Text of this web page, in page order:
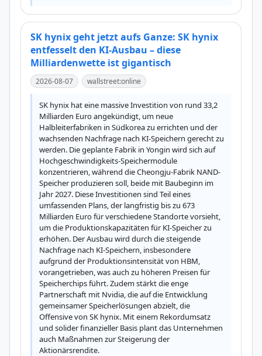
SK hynix geht jetzt aufs Ganze: SK hynix
entfesselt den KI-Ausbau – diese
Milliardenwette ist gigantisch
2026-08-07 wallstreet:online
SK hynix hat eine massive Investition von rund 33,2
Milliarden Euro angekündigt, um neue
Halbleiterfabriken in Südkorea zu errichten und der
wachsenden Nachfrage nach KI-Speichern gerecht zu
werden. Die geplante Fabrik in Yongin wird sich auf
Hochgeschwindigkeits-Speichermodule
konzentrieren, während die Cheongju-Fabrik NAND-
Speicher produzieren soll, beide mit Baubeginn im
Jahr 2027. Diese Investitionen sind Teil eines
umfassenden Plans, der langfristig bis zu 673
Milliarden Euro für verschiedene Standorte vorsieht,
um die Produktionskapazitäten für KI-Speicher zu
erhöhen. Der Ausbau wird durch die steigende
Nachfrage nach KI-Speichern, insbesondere
aufgrund der Produktionsintensität von HBM,
vorangetrieben, was auch zu höheren Preisen für
Speicherchips führt. Zudem stärkt die enge
Partnerschaft mit Nvidia, die auf die Entwicklung
gemeinsamer Speicherlösungen abzielt, die
Offensive von SK hynix. Mit einem Rekordumsatz
und solider finanzieller Basis plant das Unternehmen
auch Maßnahmen zur Steigerung der
Aktionärsrendite.